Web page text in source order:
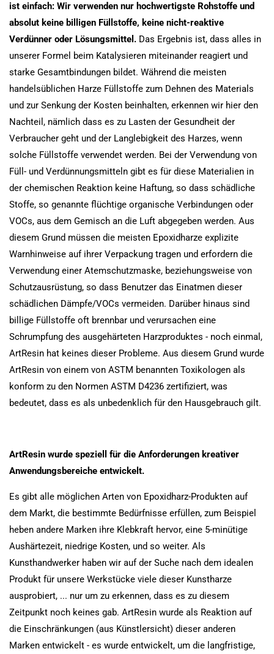
ist einfach: Wir verwenden nur hochwertigste Rohstoffe und
absolut keine billigen Füllstoffe, keine nicht-reaktive
Verdünner oder Lösungsmittel. Das Ergebnis ist, dass alles in
unserer Formel beim Katalysieren miteinander reagiert und
starke Gesamtbindungen bildet. Während die meisten
handelsüblichen Harze Füllstoffe zum Dehnen des Materials
und zur Senkung der Kosten beinhalten, erkennen wir hier den
Nachteil, nämlich dass es zu Lasten der Gesundheit der
Verbraucher geht und der Langlebigkeit des Harzes, wenn
solche Füllstoffe verwendet werden. Bei der Verwendung von
Füll- und Verdünnungsmitteln gibt es für diese Materialien in
der chemischen Reaktion keine Haftung, so dass schädliche
Stoffe, so genannte flüchtige organische Verbindungen oder
VOCs, aus dem Gemisch an die Luft abgegeben werden. Aus
diesem Grund müssen die meisten Epoxidharze explizite
Warnhinweise auf ihrer Verpackung tragen und erfordern die
Verwendung einer Atemschutzmaske, beziehungsweise von
Schutzausrüstung, so dass Benutzer das Einatmen dieser
schädlichen Dämpfe/VOCs vermeiden. Darüber hinaus sind
billige Füllstoffe oft brennbar und verursachen eine
Schrumpfung des ausgehärteten Harzproduktes - noch einmal,
ArtResin hat keines dieser Probleme. Aus diesem Grund wurde
ArtResin von einem von ASTM benannten Toxikologen als
konform zu den Normen ASTM D4236 zertifiziert, was
bedeutet, dass es als unbedenklich für den Hausgebrauch gilt.
ArtResin wurde speziell für die Anforderungen kreativer
Anwendungsbereiche entwickelt.
Es gibt alle möglichen Arten von Epoxidharz-Produkten auf
dem Markt, die bestimmte Bedürfnisse erfüllen, zum Beispiel
heben andere Marken ihre Klebkraft hervor, eine 5-minütige
Aushärtezeit, niedrige Kosten, und so weiter. Als
Kunsthandwerker haben wir auf der Suche nach dem idealen
Produkt für unsere Werkstücke viele dieser Kunstharze
ausprobiert, ... nur um zu erkennen, dass es zu diesem
Zeitpunkt noch keines gab. ArtResin wurde als Reaktion auf
die Einschränkungen (aus Künstlersicht) dieser anderen
Marken entwickelt - es wurde entwickelt, um die langfristige,